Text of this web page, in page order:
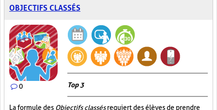
OBJECTIFS CLASSÉS
0 Top 3
La formule des Objectifs classésrequiert des élèves de prendre